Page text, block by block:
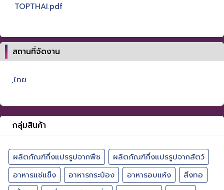
TOPTHAI.pdf
สถานที่จัดงาน
,ไทย
กลุ่มสินค้า
ผลิตภัณฑ์กึ่งแปรรูปจากพืช
ผลิตภัณฑ์กึ่งแปรรูปจากสัตว์
อาหารแช่แข็ง
อาหารกระป๋อง อาหารอบแห้ง
สิ่งทอ